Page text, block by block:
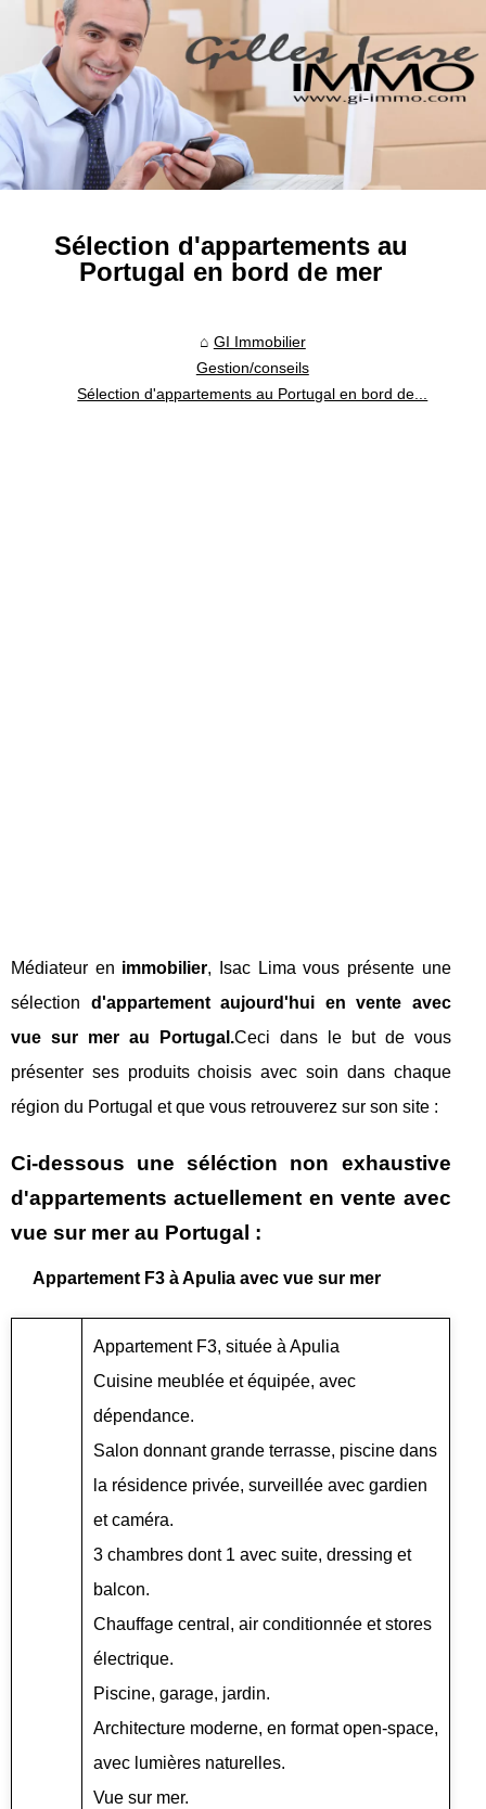
Sélection d'appartements au
Portugal en bord de mer
GI Immobilier
Gestion/conseils
Sélection d'appartements au Portugal en bord de...
Médiateur en immobilier, Isac Lima vous présente une
sélection d'appartement aujourd'hui en vente avec
vue sur mer au Portugal.Ceci dans le but de vous
présenter ses produits choisis avec soin dans chaque
région du Portugal et que vous retrouverez sur son site :
Ci-dessous une séléction non exhaustive
d'appartements actuellement en vente avec
vue sur mer au Portugal :
Appartement F3 à Apulia avec vue sur mer
Appartement F3, située à Apulia
Cuisine meublée et équipée, avec
dépendance.
Salon donnant grande terrasse, piscine dans
la résidence privée, surveillée avec gardien
et caméra.
3 chambres dont 1 avec suite, dressing et
balcon.
Chauffage central, air conditionnée et stores
électrique.
Piscine, garage, jardin.
Architecture moderne, en format open-space,
avec lumières naturelles.
Vue sur mer.